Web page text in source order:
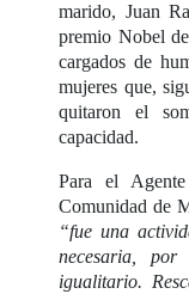
marido, Juan
premio Nobel
cargados de
mujeres que,
quitaron el
capacidad.
Para el
Comunidad de
“fue una
necesaria,
igualitario.